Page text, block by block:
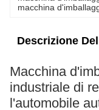
macchina
Descrizione
Macchina
industriale di
l'automobile